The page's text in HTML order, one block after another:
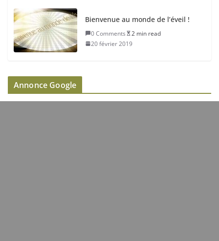
Bienvenue au monde de l’éveil !
0 Comments
2 min read
20 février 2019
Annonce Google